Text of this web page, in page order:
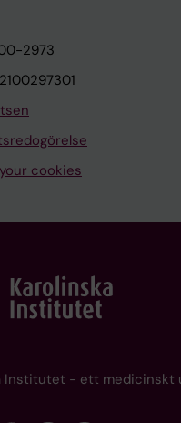
2973
cookies
Institutet - ett medicinskt